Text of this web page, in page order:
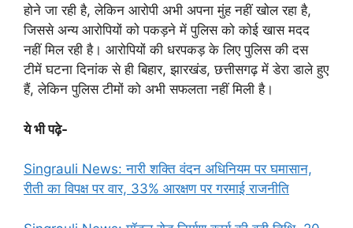
होने जा रही है, लेकिन आरोपी अभी अपना मुंह नहीं खोल रहा है,
जिससे अन्य आरोपियों को पकड़ने में पुलिस को कोई खास मदद
नहीं मिल रही है। आरोपियों की धरपकड़ के लिए पुलिस की दस
टीमें घटना दिनांक से ही बिहार, झारखंड, छत्तीसगढ़ में डेरा डाले हुए
हैं, लेकिन पुलिस टीमों को अभी सफलता नहीं मिली है।
ये भी पढ़े-
Singrauli News: नारी शक्ति वंदन अधिनियम पर घमासान,
रीती का विपक्ष पर वार, 33% आरक्षण पर गरमाई राजनीति